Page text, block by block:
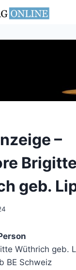
–
Brigitte
geb.
Wüthrich geb.
BE Schweiz